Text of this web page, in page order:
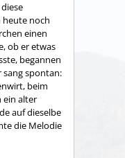
noch
einen
ob er etwas
begannen
sang spontan:
beim
ein alter
auf dieselbe
die Melodie